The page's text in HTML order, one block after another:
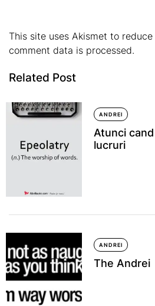
This site uses Akismet to reduce
comment data is processed.
Related Post
ANDREI
Atunci
lucruri
ANDREI
The Andrei